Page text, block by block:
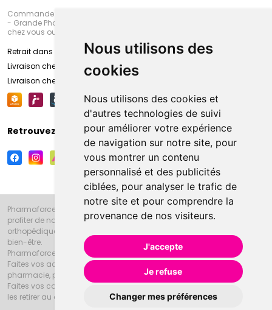
Nous utilisons des
cookies
Nous utilisons des cookies et
d'autres technologies de suivi
pour améliorer votre expérience
de navigation sur notre site, pour
vous montrer un contenu
personnalisé et des publicités
ciblées, pour analyser le trafic de
notre site et pour comprendre la
provenance de nos visiteurs.
J'accepte
Je refuse
Changer mes préférences
Commandez en ligne et venez chercher votre commande à Amiens
- Grande Pharmacie d’Amiens (Fachon) ou recevez-là rapidement
chez vous ou en point retrait
Retrait dans la pharmacie d’Amiens
Livraison chez vous
Livraison chez votre commerçant
Retrouvez-nous sur vos réseaux sociaux
Pharmaforce.fr et la Grande Pharmacie d’Amiens vous souhaitent de
profiter de notre accueil, de nos conseils pharmaceutiques,
orthopédiques, homéopathiques, parapharmaceutiques, beauté et
bien-être.
Pharmaforce.fr est le site internet de la Grande Pharmacie d’Amiens.
Faites vos achats en ligne grâce à un choix de 20000 références en
pharmacie, parapharmacie, diététique et animaux (vétérinaire).
Faites vos courses de pharmacie et parapharmacie en ligne et venez
les retirer au drive ou vous les faire livrer à domicile.